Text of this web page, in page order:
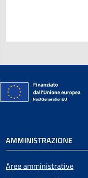
AMMINISTRAZIONE
Aree amministrative